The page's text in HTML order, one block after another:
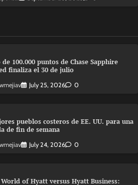
100.000 puntos de Chase Sapphire
finaliza el 30 de julio
July 25, 2026 0
pueblos costeros de EE. UU. para una
de fin de semana
July 24, 2026 0
of Hyatt versus Hyatt Business: